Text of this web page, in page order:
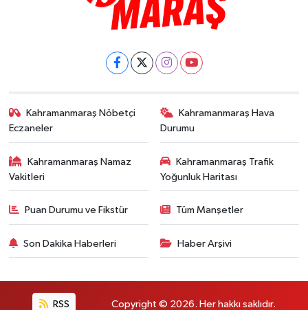
Kahramanmaraş Nöbetçi
Eczaneler
Kahramanmaraş Hava
Durumu
Kahramanmaraş Namaz
Vakitleri
Kahramanmaraş Trafik
Yoğunluk Haritası
Puan Durumu ve Fikstür Tüm Manşetler
Son Dakika Haberleri Haber Arşivi
RSS Copyright © 2026. Her hakkı saklıdır.